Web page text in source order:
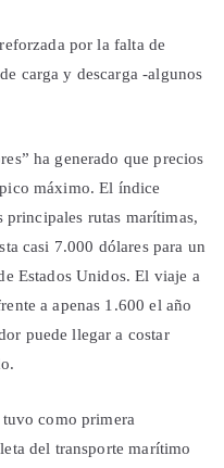
por la falta de
carga y descarga -algunos
ha generado que precios
máximo. El índice
rutas marítimas,
casi 7.000 dólares para un
Estados Unidos. El viaje a
a apenas 1.600 el año
puede llegar a costar
como primera
del transporte marítimo